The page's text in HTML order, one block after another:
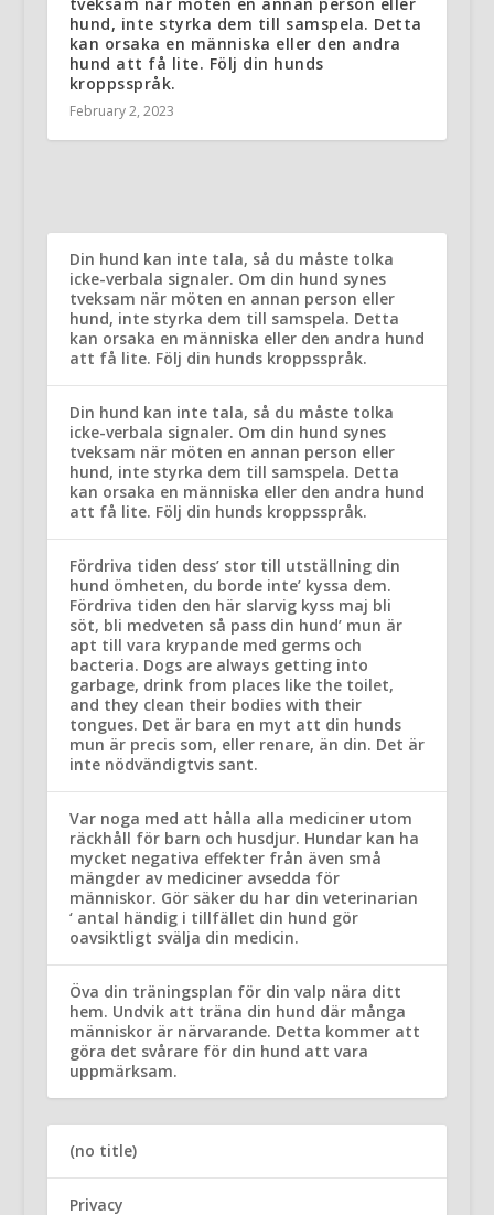
tveksam när möten en annan person eller
hund, inte styrka dem till samspela. Detta
kan orsaka en människa eller den andra
hund att få lite. Följ din hunds
kroppsspråk.
February 2, 2023
Din hund kan inte tala, så du måste tolka
icke-verbala signaler. Om din hund synes
tveksam när möten en annan person eller
hund, inte styrka dem till samspela. Detta
kan orsaka en människa eller den andra hund
att få lite. Följ din hunds kroppsspråk.
Din hund kan inte tala, så du måste tolka
icke-verbala signaler. Om din hund synes
tveksam när möten en annan person eller
hund, inte styrka dem till samspela. Detta
kan orsaka en människa eller den andra hund
att få lite. Följ din hunds kroppsspråk.
Fördriva tiden dess’ stor till utställning din
hund ömheten, du borde inte’ kyssa dem.
Fördriva tiden den här slarvig kyss maj bli
söt, bli medveten så pass din hund’ mun är
apt till vara krypande med germs och
bacteria. Dogs are always getting into
garbage, drink from places like the toilet,
and they clean their bodies with their
tongues. Det är bara en myt att din hunds
mun är precis som, eller renare, än din. Det är
inte nödvändigtvis sant.
Var noga med att hålla alla mediciner utom
räckhåll för barn och husdjur. Hundar kan ha
mycket negativa effekter från även små
mängder av mediciner avsedda för
människor. Gör säker du har din veterinarian
‘ antal händig i tillfället din hund gör
oavsiktligt svälja din medicin.
Öva din träningsplan för din valp nära ditt
hem. Undvik att träna din hund där många
människor är närvarande. Detta kommer att
göra det svårare för din hund att vara
uppmärksam.
(no title)
Privacy